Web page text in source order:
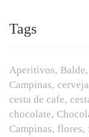
Tags
Aperitivos Balde
Campinas cerveja
cesta de cafe
chocolate
Campinas flores